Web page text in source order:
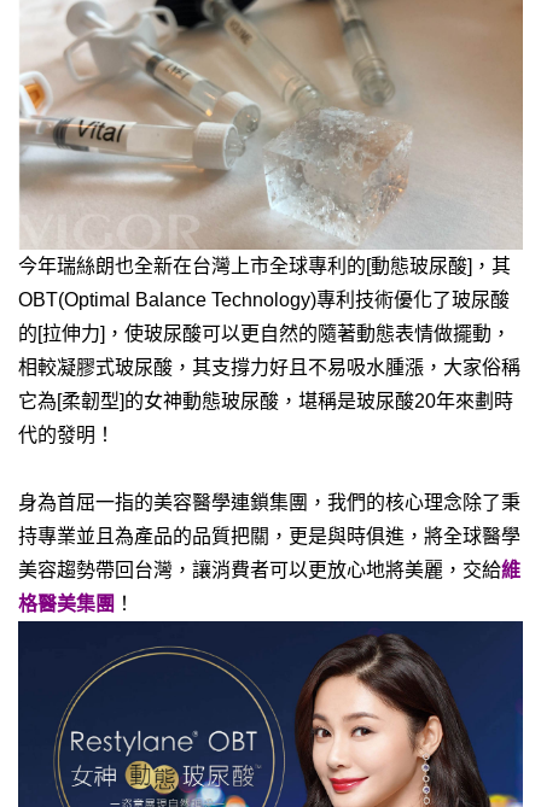
今年瑞絲朗也全新在台灣上市全球專利的[動態玻尿酸]，其
OBT(Optimal Balance Technology)專利技術優化了玻尿酸
的[拉伸力]，使玻尿酸可以更自然的隨著動態表情做擺動，
相較凝膠式玻尿酸，其支撐力好且不易吸水腫漲，大家俗稱
它為[柔韌型]的女神動態玻尿酸，堪稱是玻尿酸20年來劃時
代的發明！
身為首屈一指的美容醫學連鎖集團，我們的核心理念除了秉
持專業並且為產品的品質把關，更是與時俱進，將全球醫學
美容趨勢帶回台灣，讓消費者可以更放心地將美麗，交給維
格醫美集團 ！